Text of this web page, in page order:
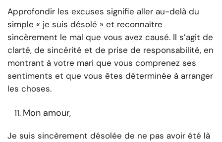
Approfondir les excuses signifie aller au-delà du
simple « je suis désolé » et reconnaître
sincèrement le mal que vous avez causé. Il s’agit de
clarté, de sincérité et de prise de responsabilité, en
montrant à votre mari que vous comprenez ses
sentiments et que vous êtes déterminée à arranger
les choses.
Mon amour,
Je suis sincèrement désolée de ne pas avoir été là